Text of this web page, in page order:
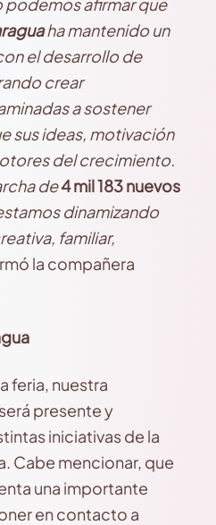
ha mantenido un
el desarrollo de
crear
a sostener
sus ideas, motivación
del crecimiento.
de4 mil 183 nuevos
dinamizando
familiar,
la compañera
feria, nuestra
presente y
iniciativas de la
Cabe mencionar, que
una importante
en contacto a